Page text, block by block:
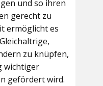
und so ihren
gerecht zu
ermöglicht es
zu knüpfen,
wichtiger
gefördert wird.